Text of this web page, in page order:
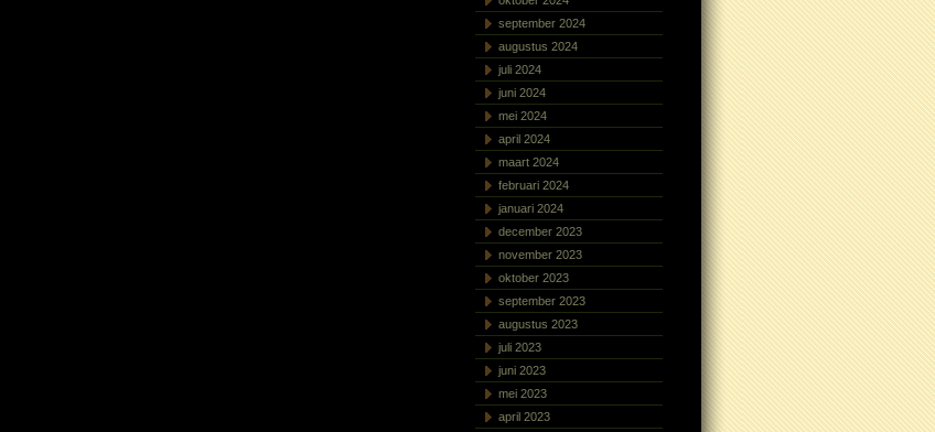
september 2024
augustus 2024
juli 2024
juni 2024
mei 2024
april 2024
maart 2024
februari 2024
januari 2024
december 2023
november 2023
oktober 2023
september 2023
augustus 2023
juli 2023
juni 2023
mei 2023
april 2023